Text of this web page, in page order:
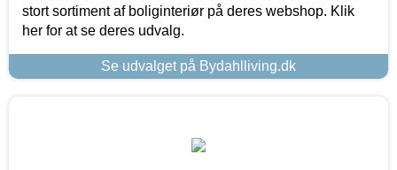
stort sortiment af boliginteriør på deres webshop. Klik
her for at se deres udvalg.
Se udvalget på Bydahlliving.dk